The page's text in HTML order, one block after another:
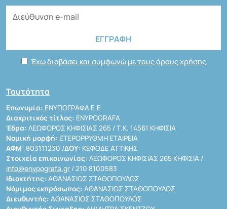
Έχω διαβάσει και συμφωνώ με τους όρους χρήσης
Ταυτότητα
Επωνυμία: ΕΝΥΠΟΓΡΑΦΑ Ε.Ε.
Διακριτικός τίτλος: ENYPOGRAFA
Έδρα: ΛΕΩΦΟΡΟΣ ΚΗΦΙΣΙΑΣ 265 / Τ.Κ. 14561 ΚΗΦΙΣΙΑ
Νομική μορφή: ΕΤΕΡΟΡΡΥΘΜΗ ΕΤΑΙΡΕΙΑ
ΑΦΜ: 803111230 /ΔΟΥ: ΚΕΦΟΔΕ ΑΤΤΙΚΗΣ
Στοιχεία επικοινωνίας: ΛΕΩΦΟΡΟΣ ΚΗΦΙΣΙΑΣ 265 ΚΗΦΙΣΙΑ /
info@enypografa.gr / 210 8100583
Ιδιοκτήτης: ΑΘΑΝΑΣΙΟΣ ΣΤΑΘΟΠΟΥΛΟΣ
Νόμιμος εκπρόσωπος: ΑΘΑΝΑΣΙΟΣ ΣΤΑΘΟΠΟΥΛΟΣ
Διευθυντής: ΑΘΑΝΑΣΙΟΣ ΣΤΑΘΟΠΟΥΛΟΣ